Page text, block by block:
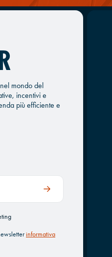
mondo del
incentivi e
più efficiente e
informativa